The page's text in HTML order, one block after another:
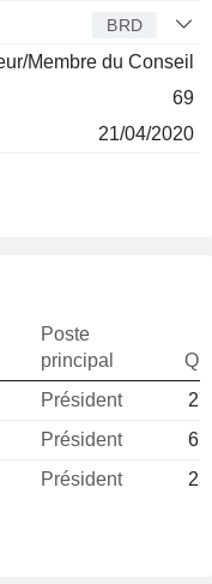
BRD
Membre du Conseil
69
21/04/2020
Poste
principal
Président
Président
Président